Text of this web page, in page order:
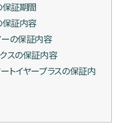
保証期間
保証内容
ーの保証内容
スの保証内容
トイヤープラスの保証内